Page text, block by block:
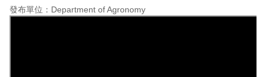
發布單位：Department of Agronomy